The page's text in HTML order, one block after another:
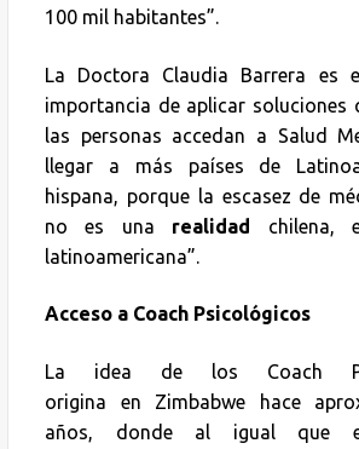
100 mil habitantes”.
La Doctora Claudia Barrera es
importancia de aplicar soluciones
las personas accedan a Salud
llegar a más países de
hispana, porque la escasez de
no es una realidad chilena,
latinoamericana”.
Acceso a Coach Psicológicos
La idea de los Coach
origina en Zimbabwe hace
años, donde al igual que